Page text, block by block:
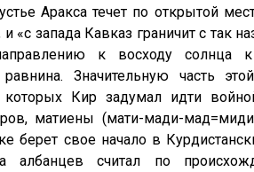
Аракса течет по открытой
и «с запада Кавказ граничит с
к восходу солнца
равнина. Значительную часть
которых Кир задумал идти
матиены (мати-мади-
берет свое начало в
албанцев считал по